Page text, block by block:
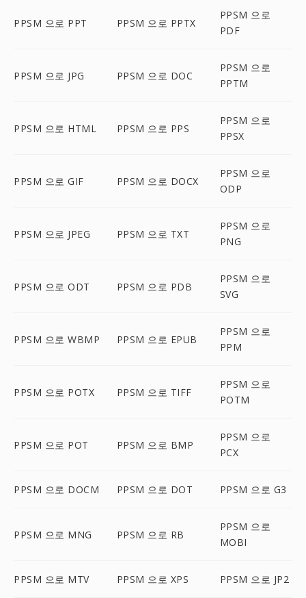
PPSM 으로 PPT PPSM 으로 PPTX
PPSM 으로
PDF
PPSM 으로 JPG PPSM 으로 DOC
PPSM 으로
PPTM
PPSM 으로 HTML PPSM 으로 PPS
PPSM 으로
PPSX
PPSM 으로 GIF PPSM 으로 DOCX
PPSM 으로
ODP
PPSM 으로 JPEG PPSM 으로 TXT
PPSM 으로
PNG
PPSM 으로 ODT PPSM 으로 PDB
PPSM 으로
SVG
PPSM 으로 WBMP PPSM 으로 EPUB
PPSM 으로
PPM
PPSM 으로 POTX PPSM 으로 TIFF
PPSM 으로
POTM
PPSM 으로 POT PPSM 으로 BMP
PPSM 으로
PCX
PPSM 으로 DOCM PPSM 으로 DOT PPSM 으로 G3
PPSM 으로 MNG PPSM 으로 RB
PPSM 으로
MOBI
PPSM 으로 MTV PPSM 으로 XPS PPSM 으로 JP2